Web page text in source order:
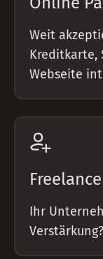
Weit
Kreditkarte,
Webseite
Ihr